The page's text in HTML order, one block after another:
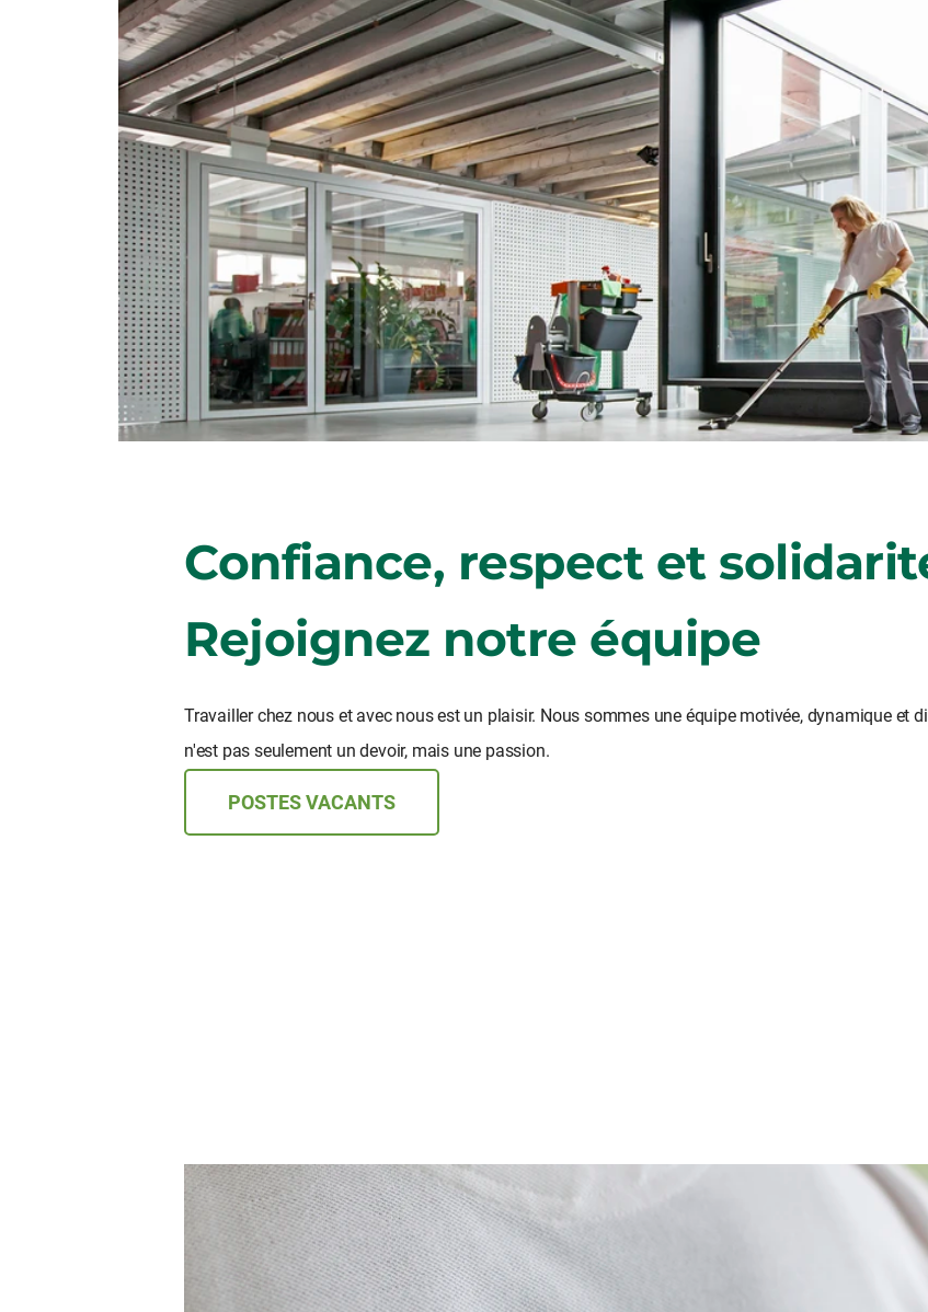
Confiance, respect et
Rejoignez notre équipe
Travailler chez nous et avec nous est un plaisir. Nous sommes une équipe motivée, dynamique et
n'est pas seulement un devoir, mais une passion.
POSTES VACANTS